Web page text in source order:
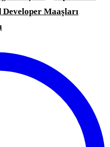
Developer Maaşları